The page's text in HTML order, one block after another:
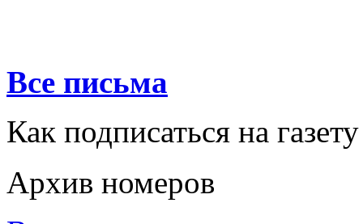
Все письма
Как подписаться на газету
Архив номеров